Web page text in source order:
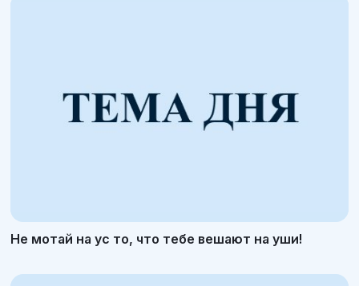
Не мотай на ус то, что тебе вешают на уши!